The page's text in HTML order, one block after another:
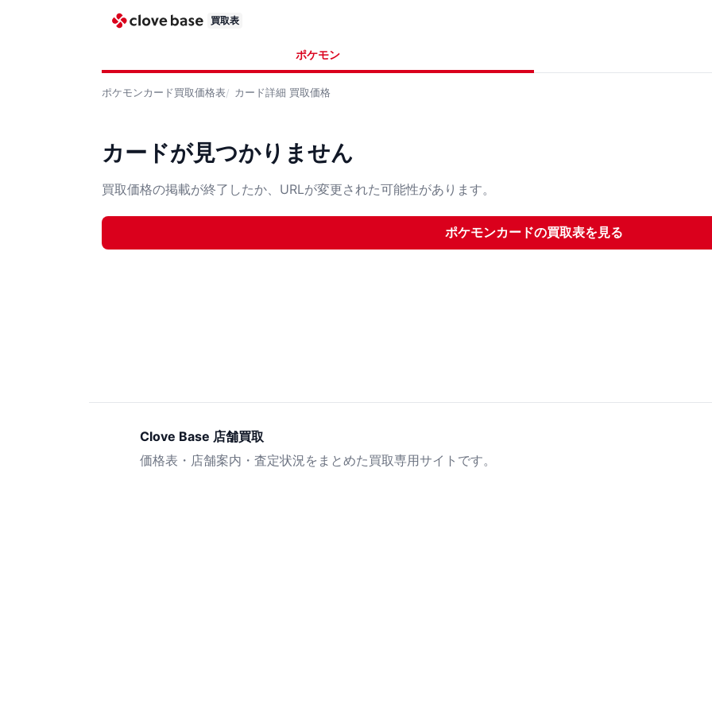
買取表
ポケモン
ポケモンカード買取価格表 カード詳細 買取価格
カードが見つかりません
買取価格の掲載が終了したか、URLが変更された可能性があります。
ポケモンカードの買取表を見る
Clove Base 店舗買取
価格表・店舗案内・査定状況をまとめた買取専用サイトです。